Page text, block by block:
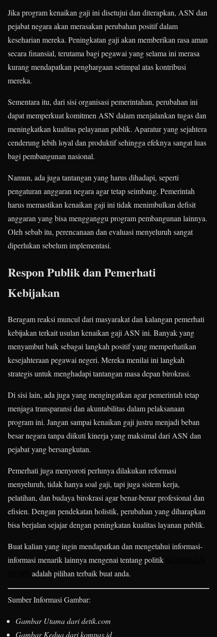
Jika program kenaikan gaji ini disetujui dan diterapkan, ASN dan
pejabat negara akan merasakan perubahan positif dalam
keseharian mereka. Peningkatan gaji akan memberikan rasa aman
secara finansial, terutama bagi pegawai yang selama ini merasa
kurang mendapatkan penghargaan setimpal atas kontribusi
mereka.
Sementara itu, dari sisi organisasi pemerintahan, perubahan ini
dapat memperkuat komitmen ASN dalam menjalankan tugas dan
meningkatkan kualitas pelayanan publik. Aparatur yang sejahtera
cenderung lebih loyal dan produktif sehingga efeknya sangat luas
bagi pembangunan nasional.
Namun, ada juga tantangan yang harus dihadapi, seperti
pengaturan anggaran negara agar tetap seimbang. Pemerintah
harus memastikan kenaikan gaji ini tidak menimbulkan defisit
anggaran yang bisa mengganggu program pembangunan lainnya.
Oleh sebab itu, perencanaan dan evaluasi menyeluruh sangat
diperlukan sebelum implementasi.
Respon Publik dan Pemerhati
Kebijakan
Beragam reaksi muncul dari masyarakat dan kalangan pemerhati
kebijakan terkait usulan kenaikan gaji ASN ini. Banyak yang
menyambut baik sebagai langkah positif yang memperhatikan
kesejahteraan pegawai negeri. Mereka menilai ini langkah
strategis untuk menghadapi tantangan masa depan birokrasi.
Di sisi lain, ada juga yang mengingatkan agar pemerintah tetap
menjaga transparansi dan akuntabilitas dalam pelaksanaan
program ini. Jangan sampai kenaikan gaji justru menjadi beban
besar negara tanpa diikuti kinerja yang maksimal dari ASN dan
pejabat yang bersangkutan.
Pemerhati juga menyoroti perlunya dilakukan reformasi
menyeluruh, tidak hanya soal gaji, tapi juga sistem kerja,
pelatihan, dan budaya birokrasi agar benar-benar profesional dan
efisien. Dengan pendekatan holistik, perubahan yang diharapkan
bisa berjalan sejajar dengan peningkatan kualitas layanan publik.
Buat kalian yang ingin mendapatkan dan mengetahui informasi-
informasi menarik lainnya mengenai tentang politik
adalah pilihan terbaik buat anda.
Sumber Informasi Gambar:
Gambar Utama dari detik.com
Gambar Kedua dari kompas.id